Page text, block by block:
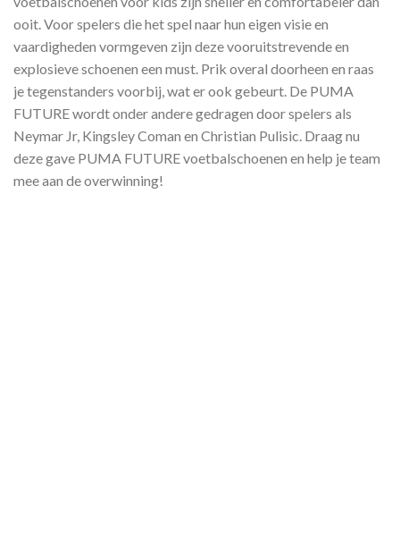
ooit. Voor spelers die het spel naar hun eigen visie en
vaardigheden vormgeven zijn deze vooruitstrevende en
explosieve schoenen een must. Prik overal doorheen en raas
je tegenstanders voorbij, wat er ook gebeurt. De PUMA
FUTURE wordt onder andere gedragen door spelers als
Neymar Jr, Kingsley Coman en Christian Pulisic. Draag nu
deze gave PUMA FUTURE voetbalschoenen en help je team
mee aan de overwinning!